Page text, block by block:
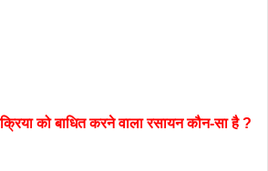
को बाधित करने वाला रसायन कौन-सा है ?